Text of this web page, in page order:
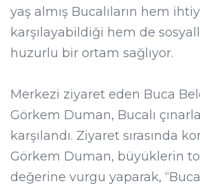
yaş almış Bucalıların hem
karşılayabildiği hem de
huzurlu bir ortam sağlıyor.
Merkezi ziyaret eden Buca
Görkem Duman, Bucalı
karşılandı. Ziyaret sırasında
Görkem Duman, büyüklerin
değerine vurgu yaparak,